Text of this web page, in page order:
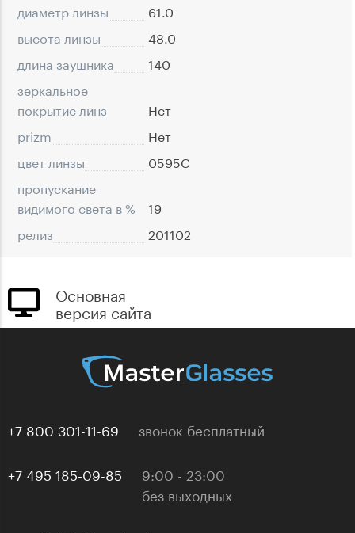
диаметр линзы
61.0
высота линзы
48.0
длина заушника
140
зеркальное
покрытие линз
Нет
prizm
Нет
цвет линзы
0595C
пропускание
видимого света в %
19
релиз
201102
Основная
версия сайта
+7 800 301-11-69 звонок бесплатный
+7 495 185-09-85
9:00 - 23:00
без выходных